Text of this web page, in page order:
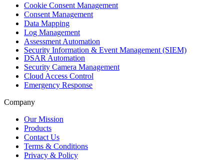
Cookie Consent Management
Consent Management
Data Mapping
Log Management
Assessment Automation
Security Information & Event Management (SIEM)
DSAR Automation
Security Camera Management
Cloud Access Control
Emergency Response
Company
Our Mission
Products
Contact Us
Terms & Conditions
Privacy & Policy